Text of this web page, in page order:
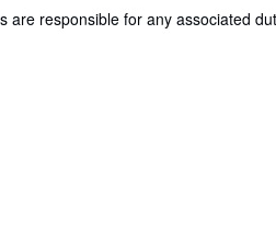
responsible for any associated